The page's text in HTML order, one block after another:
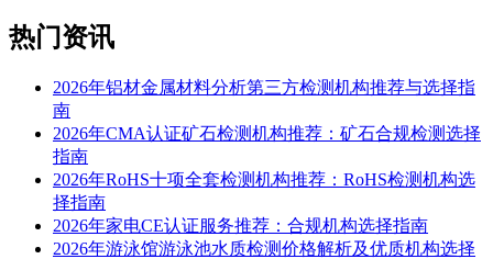
热门资讯
2026年铝材金属材料分析第三方检测机构推荐与选择指
南
2026年CMA认证矿石检测机构推荐：矿石合规检测选择
指南
2026年RoHS十项全套检测机构推荐：RoHS检测机构选
择指南
2026年家电CE认证服务推荐：合规机构选择指南
2026年游泳馆游泳池水质检测价格解析及优质机构选择